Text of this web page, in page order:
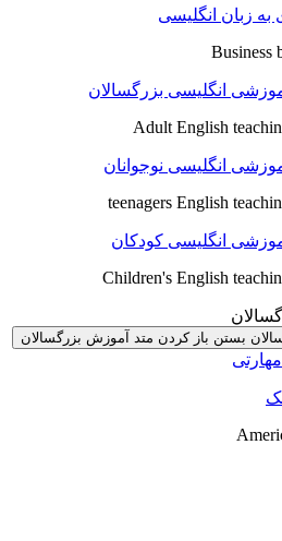
زبان انگلیسی
Business
انگلیسی بزرگسالان
Adult English
انگلیسی نوجوانان
teenagers English
انگلیسی کودکان
Children's English
بستن باز کردن متد آموزش بزرگسالان